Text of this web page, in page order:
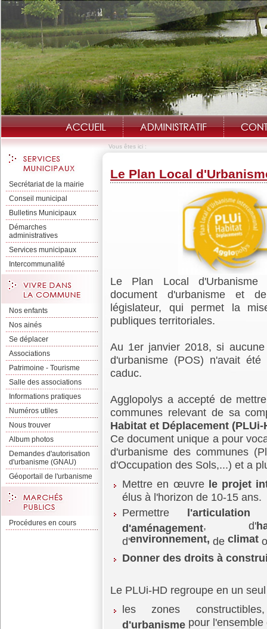
Vous êtes ici :
Secrétariat de la mairie
Conseil municipal
Bulletins Municipaux
Démarches
administratives
Services municipaux
Intercommunalité
Nos enfants
Nos ainés
Se déplacer
Associations
Patrimoine - Tourisme
Salle des associations
Informations pratiques
Numéros utiles
Nous trouver
Album photos
Demandes d'autorisation
d'urbanisme (GNAU)
Géoportail de l'urbanisme
Procédures en cours
Le Plan Local
Le Plan Local d'Urbanisme
document d'urbanisme et
législateur, qui permet la
publiques territoriales.
Au 1er janvier 2018, si
d'urbanisme (POS) n'avait
caduc.
Agglopolys a accepté de
communes relevant de sa
Habitat et Déplacement (PLUi-
Ce document unique a pour
d'urbanisme des communes
d'Occupation des Sols,...) et a
Mettre en œuvrele projet
élus à l'horizon de 10-15 ans.
Permettre l'articulation
d'aménagement, d'
d'environnement, de climat
Donner des droits à
Le PLUi-HD regroupe en un
les zones
d'urbanisme pour